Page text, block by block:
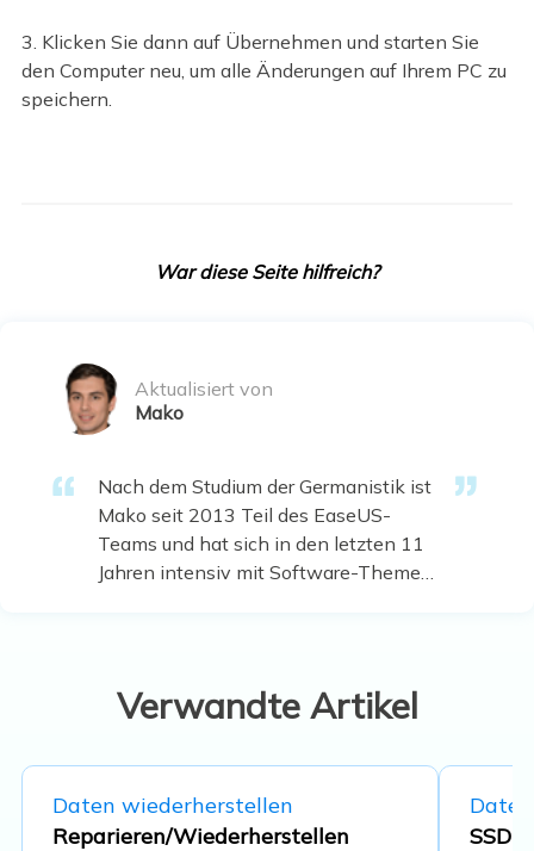
3. Klicken Sie dann auf Übernehmen und starten Sie
den Computer neu, um alle Änderungen auf Ihrem PC zu
speichern.
War diese Seite hilfreich?
Aktualisiert von
Mako
Nach dem Studium der Germanistik ist
Mako seit 2013 Teil des EaseUS-
Teams und hat sich in den letzten 11
Jahren intensiv mit Software-Themen
Multimedia-Software. …
Verwandte Artikel
Daten wiederherstellen
Reparieren/Wiederherstellen
SSD